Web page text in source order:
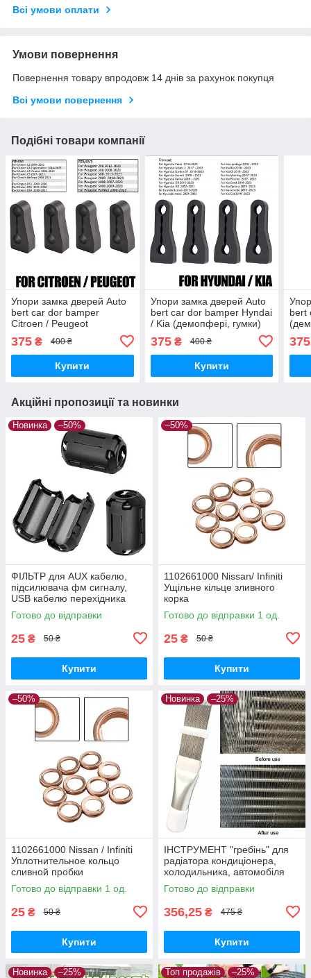
Всі умови оплати
Умови повернення
Повернення товару впродовж 14 днів за рахунок покупця
Всі умови повернення
Подібні товари компанії
Упори замка дверей Auto
bert car dor bamper
Citroen / Peugeot
375 ₴ 400 ₴
Купити
Упори замка дверей Auto
bert car dor bamper Hyndai
/ Kia (демопфері, гумки)
375₴ 400 ₴
Купити
bert
375
Акційні пропозиції та новинки
Новинка –50%
ФІЛЬТР для AUX кабелю,
підсилювача фм сигналу,
USB кабелю перехідника
Готово до відправки
25 ₴ 50 ₴
Купити
–50%
1102661000 Nissan/ Infiniti
Ущільне кільце зливного
корка
Готово до відправки 1 од.
25 ₴ 50 ₴
Купити
–50%
1102661000 Nissan / Infiniti
Уплотнительное кольцо
сливной пробки
Готово до відправки 1 од.
25 ₴ 50 ₴
Купити
Новинка –25%
ІНСТРУМЕНТ "гребінь" для
радіатора кондиціонера,
холодильника, автомобіля
(очищення, ремонт)
Готово до відправки
356,25 ₴ 475 ₴
Купити
Новинка –25% Топ продажів
–25%